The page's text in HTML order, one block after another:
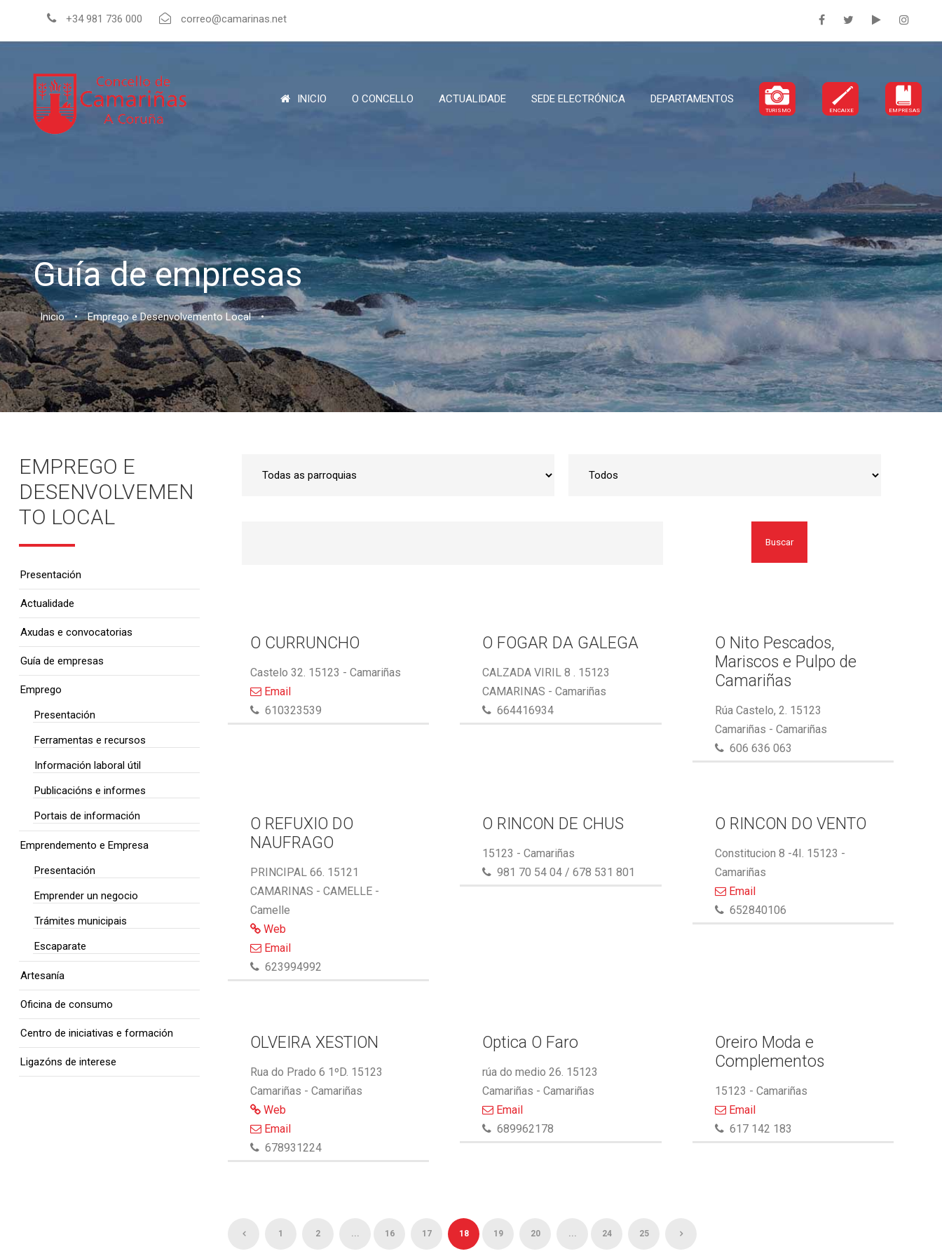
+34 981 736 000 correo@camarinas.net
INICIO O CONCELLO ACTUALIDADE SEDE ELECTRÓNICA DEPARTAMENTOS
TURISMO ENCAIXE EMPRESAS
Guía de empresas
Inicio • Emprego e Desenvolvemento Local •
Buscar
O CURRUNCHO
Castelo 32. 15123 - Camariñas
Email
610323539
O FOGAR DA GALEGA
CALZADA VIRIL 8 . 15123
CAMARINAS - Camariñas
664416934
O Nito Pescados,
Mariscos e Pulpo de
Camariñas
Rúa Castelo, 2. 15123
Camariñas - Camariñas
606 636 063
O REFUXIO DO
NAUFRAGO
PRINCIPAL 66. 15121
CAMARINAS - CAMELLE -
Camelle
Web
Email
623994992
O RINCON DE CHUS
15123 - Camariñas
981 70 54 04 / 678 531 801
O RINCON DO VENTO
Constitucion 8 -4I. 15123 -
Camariñas
Email
652840106
OLVEIRA XESTION
Rua do Prado 6 1ºD. 15123
Camariñas - Camariñas
Web
Email
678931224
Optica O Faro
rúa do medio 26. 15123
Camariñas - Camariñas
Email
689962178
Oreiro Moda e
Complementos
15123 - Camariñas
Email
617 142 183
1 2 ... 16 17 18 19 20 ... 24 25
EMPREGO E
DESENVOLVEMEN
TO LOCAL
Presentación
Actualidade
Axudas e convocatorias
Guía de empresas
Emprego
Presentación
Ferramentas e recursos
Información laboral útil
Publicacións e informes
Portais de información
Emprendemento e Empresa
Presentación
Emprender un negocio
Trámites municipais
Escaparate
Artesanía
Oficina de consumo
Centro de iniciativas e formación
Ligazóns de interese